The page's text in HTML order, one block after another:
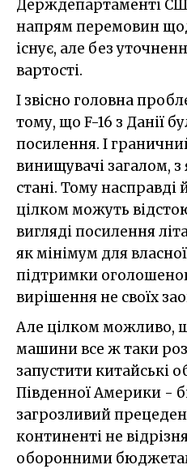
Держдепартаменті
напрям перемовин
існує, але без
вартості.
І звісно головна
тому, що F-16 з Данії
посилення. І
винищувачі загалом,
стані. Тому насправді
цілком можуть
вигляді посилення
як мінімум для
підтримки
вирішення не своїх
Але цілком можливо,
машини все ж таки
запустити китайські
Південної Америки -
загрозливий
континенті не
оборонними